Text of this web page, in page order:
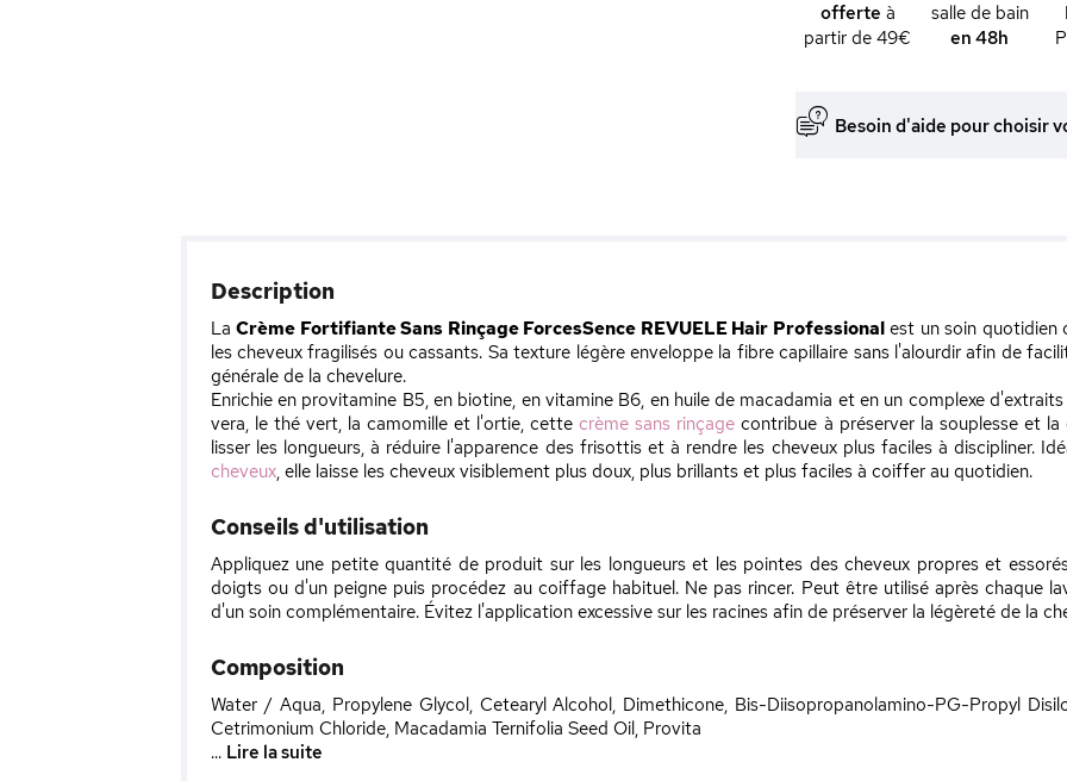
offerte à
partir de 49€
salle de bain
en 48h
Besoin d'aide pour choisir
Description
LaCrème Fortifiante Sans Rinçage ForcesSence REVUELE Hair Professionalest un soin quotidien
les cheveux fragilisés ou cassants. Sa texture légère enveloppe la fibre capillaire sans l'alourdir afin de
générale de la chevelure.
Enrichie en provitamine B5, en biotine, en vitamine B6, en huile de macadamia et en un complexe
vera, le thé vert, la camomille et l'ortie, cette crème sans rinçage contribue à préserver la souplesse et
lisser les longueurs, à réduire l'apparence des frisottis et à rendre les cheveux plus faciles à discipliner.
cheveux, elle laisse les cheveux visiblement plus doux, plus brillants et plus faciles à coiffer au quotidien.
Conseils d'utilisation
Appliquez une petite quantité de produit sur les longueurs et les pointes des cheveux propres et
doigts ou d'un peigne puis procédez au coiffage habituel. Ne pas rincer. Peut être utilisé après chaque
d'un soin complémentaire. Évitez l'application excessive sur les racines afin de préserver la légèreté de la
Composition
Water / Aqua, Propylene Glycol, Cetearyl Alcohol, Dimethicone, Bis-Diisopropanolamino-PG-Propyl
Cetrimonium Chloride, Macadamia Ternifolia Seed Oil, Provita
... Lire la suite